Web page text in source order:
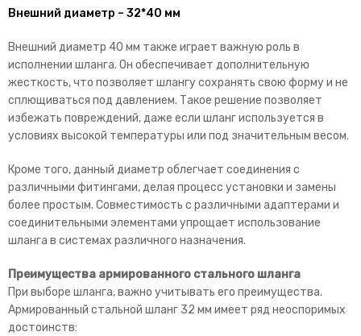
Внешний диаметр – 32*40 мм
Внешний диаметр 40 мм также играет важную роль в
исполнении шланга. Он обеспечивает дополнительную
жесткость, что позволяет шлангу сохранять свою форму и не
сплющиваться под давлением. Такое решение позволяет
избежать повреждений, даже если шланг используется в
условиях высокой температуры или под значительным весом.
Кроме того, данный диаметр облегчает соединения с
различными фитингами, делая процесс установки и замены
более простым. Совместимость с различными адаптерами и
соединительными элементами упрощает использование
шланга в системах различного назначения.
Преимущества армированного стального шланга
При выборе шланга, важно учитывать его преимущества.
Армированный стальной шланг 32 мм имеет ряд неоспоримых
достоинств: